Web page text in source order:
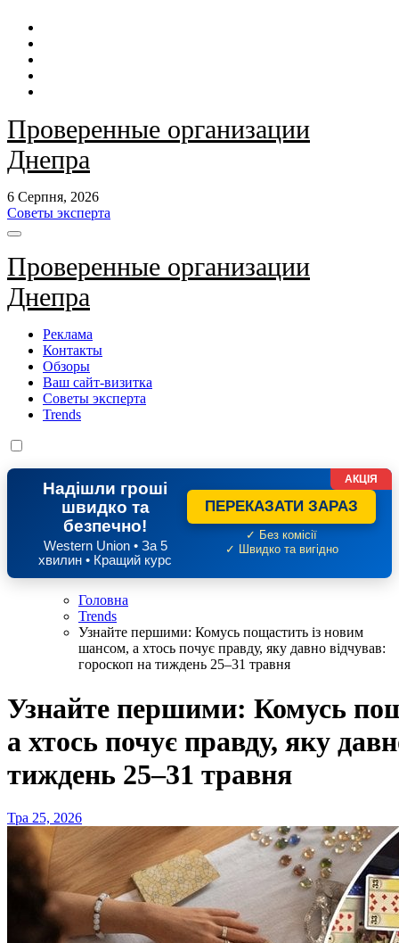
Перейти
контенту
Проверенные организации
Днепра
6 Серпня, 2026
Советы эксперта
Проверенные организации
Днепра
Реклама
Контакты
Обзоры
Ваш сайт-визитка
Советы эксперта
Trends
Надішли гроші
швидко та
безпечно!
Western Union • За 5
хвилин • Кращий курс
ПЕРЕКАЗАТИ ЗАРАЗ
✓ Без комісії
✓ Швидко та вигідно
АКЦІЯ
Головна
Trends
Узнайте першими: Комусь пощастить із новим
шансом, а хтось почує правду, яку давно відчував:
гороскоп на тиждень 25–31 травня
Узнайте першими: Комусь
а хтось почує правду, яку
тиждень 25–31 травня
Тра 25, 2026